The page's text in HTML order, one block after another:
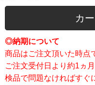
カ
◎納期について
商品はご注文頂いた時点
ご注文受付日より約1ヵ
検品で問題なければすぐ